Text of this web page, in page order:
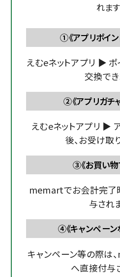
れます
①《アプリポイ
えむeネットアプリ ▶︎
交換で
②《アプリガチ
えむeネットアプリ ▶︎
後、お受け取
③《お買い物
memartでお会計完了
与され
④《キャンペーン
キャンペーン等の際は
へ直接付与